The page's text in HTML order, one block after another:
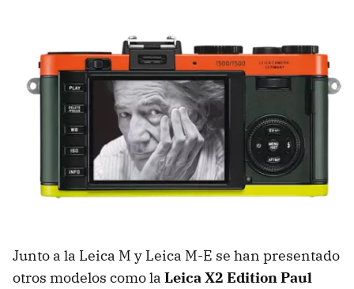
Junto a la Leica M y Leica M-E se han presentado
otros modelos como la Leica X2 Edition Paul